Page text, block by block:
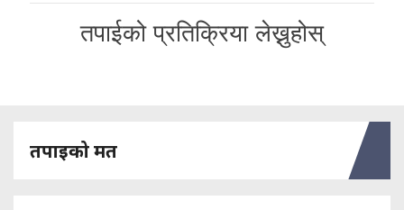
तपाईको प्रतिक्रिया लेख्नुहोस्
तपाइको मत